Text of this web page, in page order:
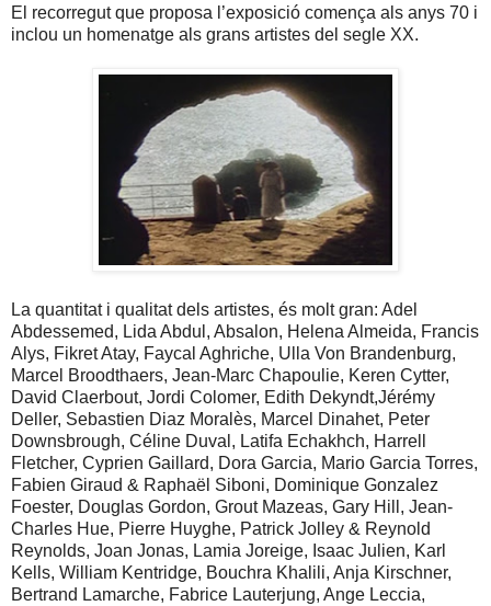
El recorregut que proposa l’exposició comença als anys 70 i
inclou un homenatge als grans artistes del segle XX.
La quantitat i qualitat dels artistes, és molt gran: Adel
Abdessemed, Lida Abdul, Absalon, Helena Almeida, Francis
Alys, Fikret Atay, Faycal Aghriche, Ulla Von Brandenburg,
Marcel Broodthaers, Jean-Marc Chapoulie, Keren Cytter,
David Claerbout, Jordi Colomer, Edith Dekyndt,Jérémy
Deller, Sebastien Diaz Moralès, Marcel Dinahet, Peter
Downsbrough, Céline Duval, Latifa Echakhch, Harrell
Fletcher, Cyprien Gaillard, Dora Garcia, Mario Garcia Torres,
Fabien Giraud & Raphaël Siboni, Dominique Gonzalez
Foester, Douglas Gordon, Grout Mazeas, Gary Hill, Jean-
Charles Hue, Pierre Huyghe, Patrick Jolley & Reynold
Reynolds, Joan Jonas, Lamia Joreige, Isaac Julien, Karl
Kells, William Kentridge, Bouchra Khalili, Anja Kirschner,
Bertrand Lamarche, Fabrice Lauterjung, Ange Leccia,